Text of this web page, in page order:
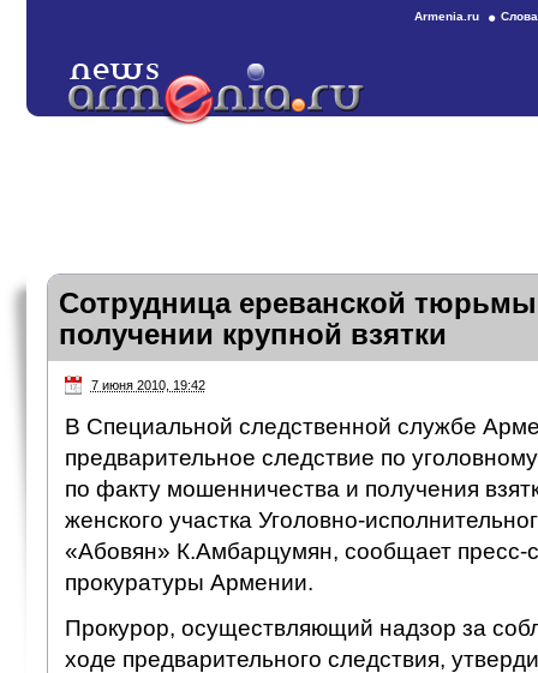
Armenia.ru
Сотрудница ереванской
получении крупной взятки
7 июня 2010, 19:42
В Специальной следственной службе
предварительное следствие по
по факту мошенничества и получения
женского участка Уголовно-
«Абовян» К.Амбарцумян, сообщает пресс-
прокуратуры Армении.
Прокурор, осуществляющий надзор за
ходе предварительного следствия,